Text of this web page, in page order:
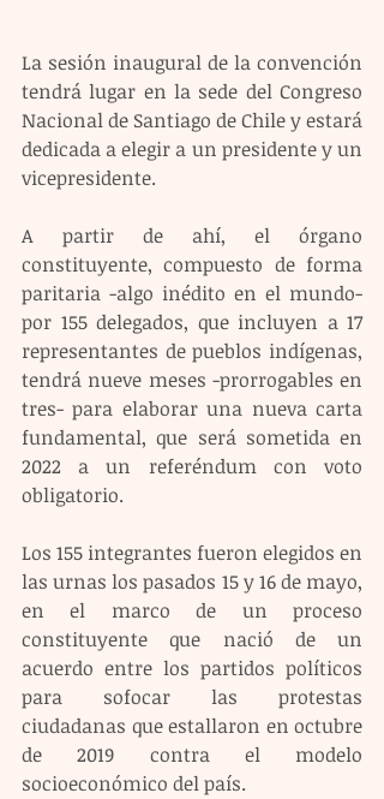
La sesión inaugural de la convención
tendrá lugar en la sede del Congreso
Nacional de Santiago de Chile y estará
dedicada a elegir a un presidente y un
vicepresidente.
A partir de ahí, el órgano
constituyente, compuesto de forma
paritaria -algo inédito en el mundo-
por 155 delegados, que incluyen a 17
representantes de pueblos indígenas,
tendrá nueve meses -prorrogables en
tres- para elaborar una nueva carta
fundamental, que será sometida en
2022 a un referéndum con voto
obligatorio.
Los 155 integrantes fueron elegidos en
las urnas los pasados 15 y 16 de mayo,
en el marco de un proceso
constituyente que nació de un
acuerdo entre los partidos políticos
para sofocar las protestas
ciudadanas que estallaron en octubre
de 2019 contra el modelo
socioeconómico del país.